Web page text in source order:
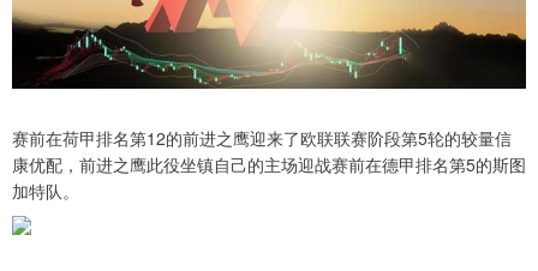
赛前在荷甲排名第12的前进之鹰迎来了欧联联赛阶段第5轮的较量信
康优配，前进之鹰此役坐镇自己的主场迎战赛前在德甲排名第5的斯图
加特队。